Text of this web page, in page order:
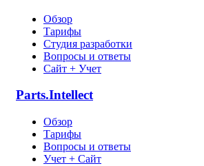
Обзор
Тарифы
Студия разработки
Вопросы и ответы
Сайт + Учет
Parts.Intellect
Обзор
Тарифы
Вопросы и ответы
Учет + Сайт